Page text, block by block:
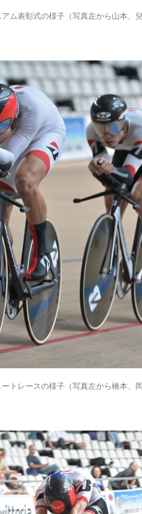
ム表彰式の様子（写真左から山本、
トレースの様子（写真左から橋本、